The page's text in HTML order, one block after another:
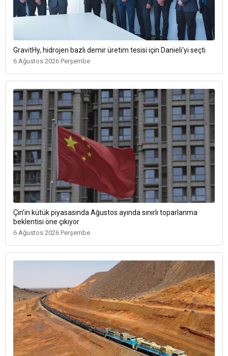
GravitHy, hidrojen bazlı demir üretim tesisi için Danieli'yi seçti
6 Ağustos 2026 Perşembe
Çin'in kütük piyasasında Ağustos ayında sınırlı toparlanma
beklentisi öne çıkıyor
6 Ağustos 2026 Perşembe